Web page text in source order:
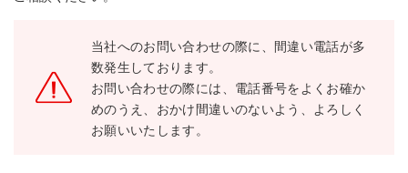
当社へのお問い合わせの際に、間違い電話が多
数発生しております。
お問い合わせの際には、電話番号をよくお確か
めのうえ、おかけ間違いのないよう、よろしく
お願いいたします。